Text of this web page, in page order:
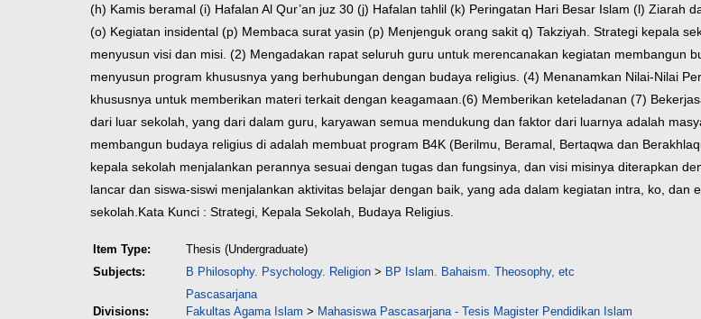
(h) Kamis beramal (i) Hafalan Al Qur’an juz 30 (j) Hafalan tahlil (k) Peringatan Hari Besar Islam (l) Ziarah
(o) Kegiatan insidental (p) Membaca surat yasin (p) Menjenguk orang sakit q) Takziyah. Strategi kepala
menyusun visi dan misi. (2) Mengadakan rapat seluruh guru untuk merencanakan kegiatan membangun
menyusun program khususnya yang berhubungan dengan budaya religius. (4) Menanamkan Nilai-Nilai
khususnya untuk memberikan materi terkait dengan keagamaan.(6) Memberikan keteladanan (7)
dari luar sekolah, yang dari dalam guru, karyawan semua mendukung dan faktor dari luarnya adalah
membangun budaya religius di adalah membuat program B4K (Berilmu, Beramal, Bertaqwa dan
kepala sekolah menjalankan perannya sesuai dengan tugas dan fungsinya, dan visi misinya diterapkan
lancar dan siswa-siswi menjalankan aktivitas belajar dengan baik, yang ada dalam kegiatan intra, ko,
sekolah. Kata Kunci : Strategi, Kepala Sekolah, Budaya Religius.
Item Type:
Thesis (Undergraduate)
Subjects:
B Philosophy. Psychology. Religion > BP Islam. Bahaism. Theosophy, etc
Divisions:
Pascasarjana
Fakultas Agama Islam > Mahasiswa Pascasarjana - Tesis Magister Pendidikan Islam